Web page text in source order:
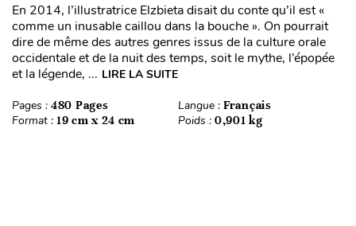
En 2014, l’illustratrice Elzbieta disait du conte qu’il est «
comme un inusable caillou dans la bouche ». On pourrait
dire de même des autres genres issus de la culture orale
occidentale et de la nuit des temps, soit le mythe, l’épopée
et la légende, ... LIRE LA SUITE
Pages : 480 Pages Langue : Français
Format : 19 cm x 24 cm Poids : 0,901 kg